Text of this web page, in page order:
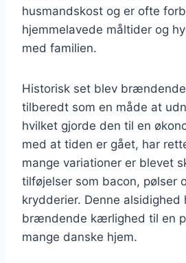
husmandskost og er ofte
hjemmelavede måltider og
med familien.
Historisk set blev
tilberedt som en måde at
hvilket gjorde den til en
med at tiden er gået, har
mange variationer er blevet
tilføjelser som bacon, pølser
krydderier. Denne alsidighed
brændende kærlighed til en
mange danske hjem.